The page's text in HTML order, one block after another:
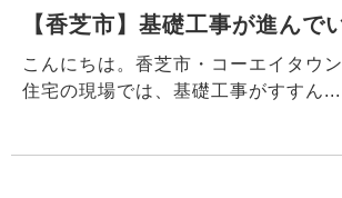
【香芝市】基礎工事が進んで
こんにちは。香芝市・コーエイタウ
住宅の現場では、基礎工事がすすん...